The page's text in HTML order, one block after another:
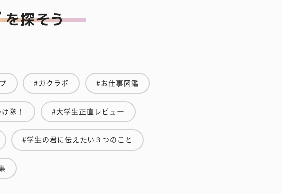
#ガクラボ #お仕事図鑑
隊！ #大学生正直レビュー
#学生の君に伝えたい３つのこと